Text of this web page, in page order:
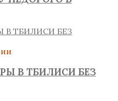
В ТБИЛИСИ БЕЗ